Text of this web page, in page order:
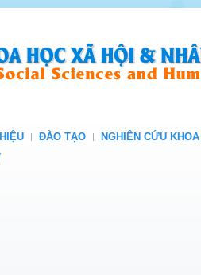
ĐÀO TẠO
NGHIÊN CỨU